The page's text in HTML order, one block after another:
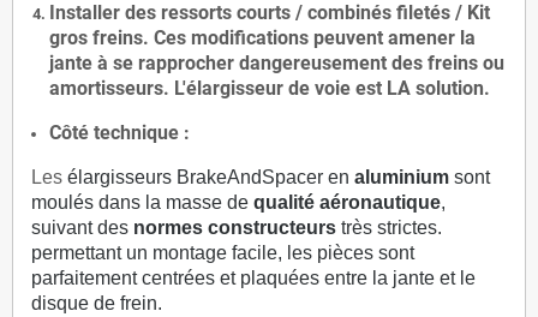
Installer des ressorts courts / combinés filetés / Kit
gros freins. Ces modifications peuvent amener la
jante à se rapprocher dangereusement des freins ou
amortisseurs. L'élargisseur de voie est LA solution.
Côté technique :
Les élargisseurs BrakeAndSpacer en aluminium sont
moulés dans la masse de qualité aéronautique,
suivant des normes constructeurs très strictes.
permettant un montage facile, les pièces sont
parfaitement centrées et plaquées entre la jante et le
disque de frein.